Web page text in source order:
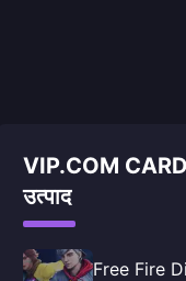
VIP.COM
उत्पाद
Free Fire